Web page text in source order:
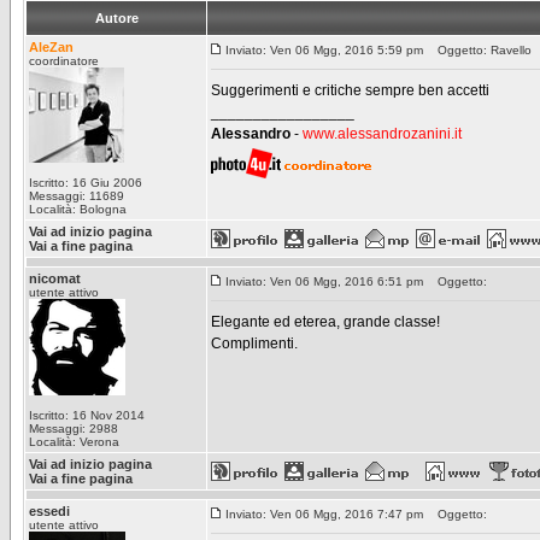
Autore
AleZan
coordinatore
Iscritto: 16 Giu 2006
Messaggi: 11689
Località: Bologna
Inviato: Ven 06 Mgg, 2016 5:59 pm Oggetto: Ravello
Suggerimenti e critiche sempre ben accetti
Alessandro - www.alessandrozanini.it
Vai ad inizio pagina
Vai a fine pagina
nicomat
utente attivo
Iscritto: 16 Nov 2014
Messaggi: 2988
Località: Verona
Inviato: Ven 06 Mgg, 2016 6:51 pm Oggetto:
Elegante ed eterea, grande classe!
Complimenti.
Vai ad inizio pagina
Vai a fine pagina
essedi
utente attivo
Inviato: Ven 06 Mgg, 2016 7:47 pm Oggetto: